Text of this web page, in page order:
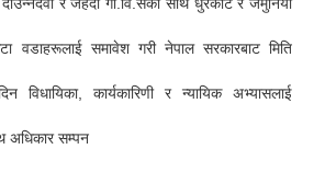
र जहदा गा.वि.सका साथै धुरकोट र जमुनिया
वडाहरूलाई समावेश गरी नेपाल सरकारबाट मिति
विधायिका, कार्यकारिणी र न्यायिक अभ्यासलाई
अधिकार सम्पन